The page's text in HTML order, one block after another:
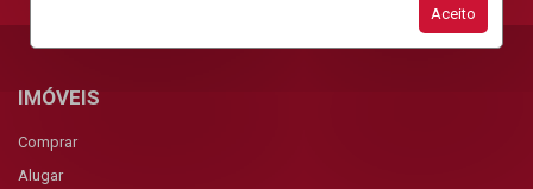
Aceito
IMÓVEIS
Comprar
Alugar